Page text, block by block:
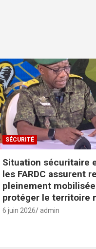
SÉCURITÉ
Situation sécuritaire
les FARDC assurent
pleinement
protéger le territoire
6 juin 2026 admin